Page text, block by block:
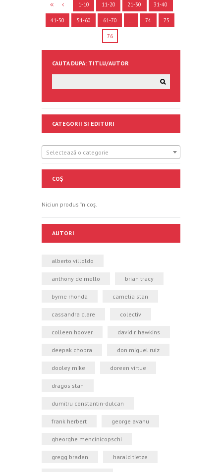
1-10 11-20 21-30 31-40
41-50 51-60 61-70 … 74 75
76
CAUTA DUPA: TITLU/AUTOR
CATEGORII SI EDITURI
Selectează o categorie
COȘ
Niciun produs în coș.
AUTORI
alberto villoldo
anthony de mello brian tracy
byrne rhonda camelia stan
cassandra clare colectiv
colleen hoover david r. hawkins
deepak chopra don miguel ruiz
dooley mike doreen virtue
dragos stan
dumitru constantin-dulcan
frank herbert george avanu
gheorghe mencinicopschi
gregg braden harald tietze